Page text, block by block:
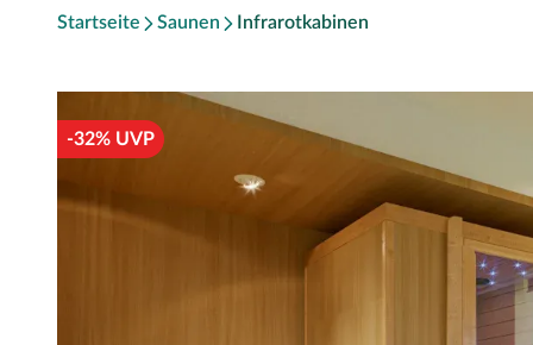
Startseite Saunen Infrarotkabinen
-32% UVP